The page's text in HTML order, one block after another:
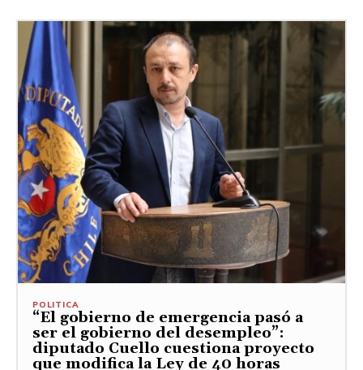
POLITICA
“El gobierno de emergencia pasó a
ser el gobierno del desempleo”:
diputado Cuello cuestiona proyecto
que modifica la Ley de 40 horas